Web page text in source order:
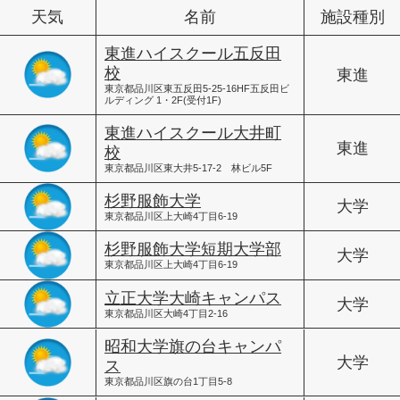
天気 名前 施設種別
東進ハイスクール五反田
校
東京都品川区東五反田5-25-16HF五反田ビ
ルディング 1・2F(受付1F)
東進
東進ハイスクール大井町
校
東京都品川区東大井5-17-2 林ビル5F
東進
杉野服飾大学
東京都品川区上大崎4丁目6-19
大学
杉野服飾大学短期大学部
東京都品川区上大崎4丁目6-19
大学
立正大学大崎キャンパス
東京都品川区大崎4丁目2-16
大学
昭和大学旗の台キャンパ
ス
東京都品川区旗の台1丁目5-8
大学